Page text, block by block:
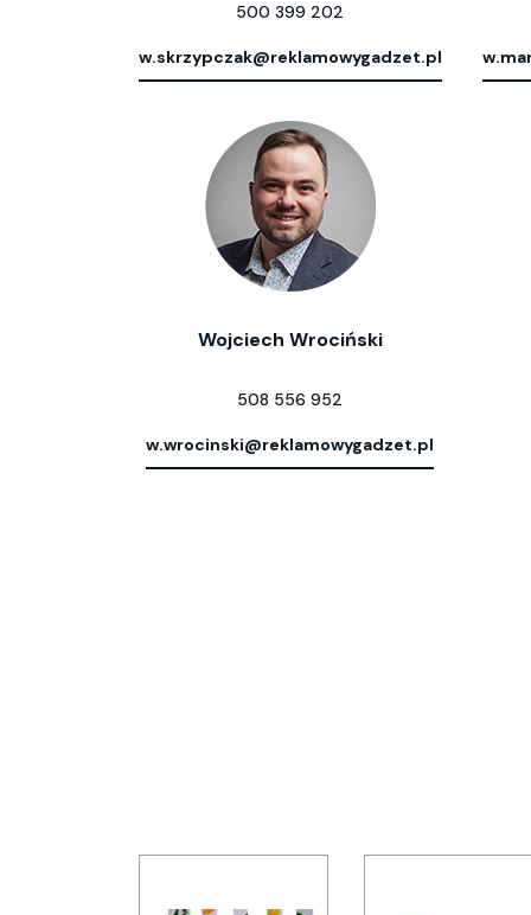
500 399 202
w.skrzypczak@reklamowygadzet.pl
Wojciech Wrociński
508 556 952
w.wrocinski@reklamowygadzet.pl